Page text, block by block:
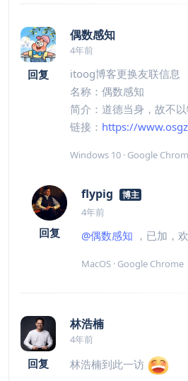
回复
偶数感知
4年前
itoog博客更换友联信息
名称：偶数感知
简介：道德当身，故不
链接： https://
Windows 10 · Google
回复
flypig 博主
4年前
@偶数感知 ，已加，
MacOS · Google Chrome
回复
林浩楠
4年前
林浩楠到此一访